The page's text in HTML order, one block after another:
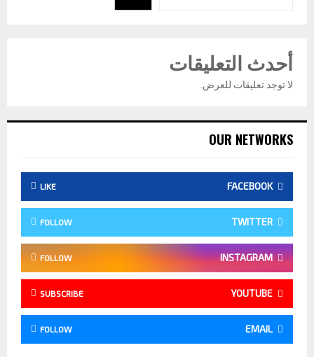
أحدث التعليقات
لا توجد تعليقات للعرض.
OUR NETWORKS
FACEBOOK
LIKE
TWITTER
FOLLOW
INSTAGRAM
FOLLOW
YOUTUBE
SUBSCRIBE
EMAIL
FOLLOW